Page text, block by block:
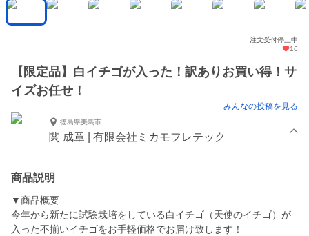
注文受付停止中
16
【限定品】白イチゴが入った！訳ありお買い得！サ
イズお任せ！
みんなの投稿を見る
徳島県美馬市
関 成章 | 有限会社ミカモフレテック
商品説明
▼商品概要
今年から新たに試験栽培をしている白イチゴ（天使のイチゴ）が
入った不揃いイチゴをお手軽価格でお届け致します！